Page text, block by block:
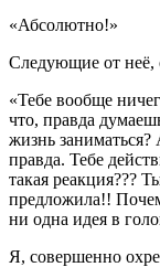
«Абсолютно!»
Следующие от неё,
«Тебе вообще
что, правда
жизнь
правда. Тебе
такая реакция???
предложила!!
ни одна идея в
Я, совершенно